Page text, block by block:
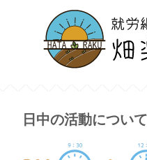
日中の活動について